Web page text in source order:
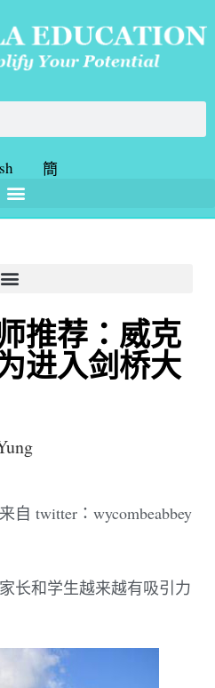
簡
推荐：威克
进入剑桥大
自 twitter：wycombeabbey
长和学生越来越有吸引力